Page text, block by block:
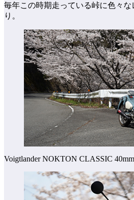
毎年この時期走っている峠に色々
り。
Voigtlander NOKTON CLASSIC